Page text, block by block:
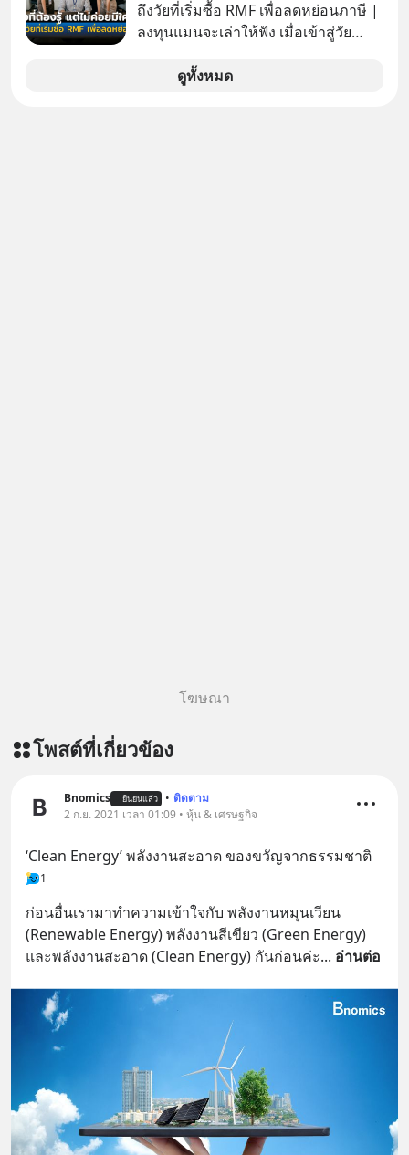
#missiontothemoonpodcast
ถึงวัยที่เริ่มซื้อ RMF เพื่อลดหย่อนภาษี |
ลงทุนแมนจะเล่าให้ฟัง เมื่อเข้าสู่วัย
ดูทั้งหมด
โฆษณา
โพสต์ที่เกี่ยวข้อง
Bnomics ยืนยันแล้ว • ติดตาม
2 ก.ย. 2021 เวลา 01:09 • หุ้น & เศรษฐกิจ
‘Clean Energy’ พลังงานสะอาด ของขวัญจากธรรมชาติ
1
ก่อนอื่นเรามาทำความเข้าใจกับ พลังงานหมุนเวียน
(Renewable Energy) พลังงานสีเขียว (Green Energy)
และพลังงานสะอาด (Clean Energy) กันก่อนค่ะ... อ่านต่อ